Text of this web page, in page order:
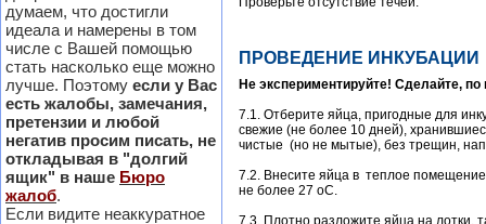
думаем, что достигли
идеала и намерены в том
числе с Вашей помощью
стать насколько еще можно
лучше. Поэтому если у Вас
есть жалобы, замечания,
претензии и любой
негатив просим писать, не
откладывая в "долгий
ящик" в наше Бюро
жалоб.
Если видите неаккуратное
ПРОВЕДЕНИЕ ИНКУБАЦИИ
Не экспериментируйте! Сделайте,
7.1. Отберите яйца, пригодные для
свежие (не более 10 дней),
чистые (но не мытые), без трещин,
7.2. Внесите яйца в теплое помещение
не более 27 оС.
7.3. Плотно разложите яйца на лотки,